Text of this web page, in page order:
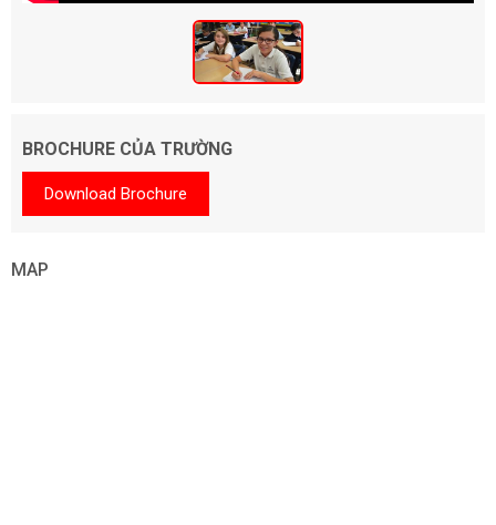
BROCHURE CỦA TRƯỜNG
Download Brochure
MAP